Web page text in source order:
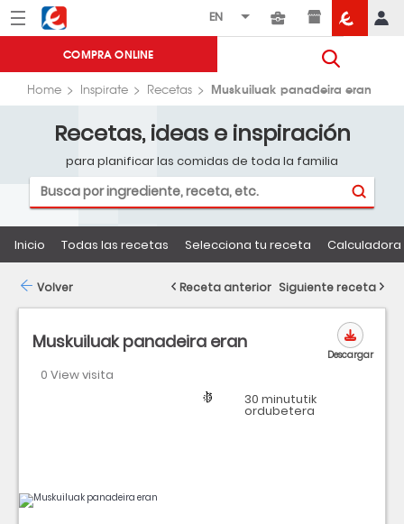
Menú Eroski
COMPRA ONLINE
Home Inspirate Recetas Muskuiluak panadeira eran
Recetas, ideas e inspiración
para planificar las comidas de toda la familia
Inicio Todas las recetas Selecciona tu receta
Muskuiluak panadeira eran
0 View visita
30 minututik
ordubetera
Descargar
Volver Receta anterior Siguiente receta